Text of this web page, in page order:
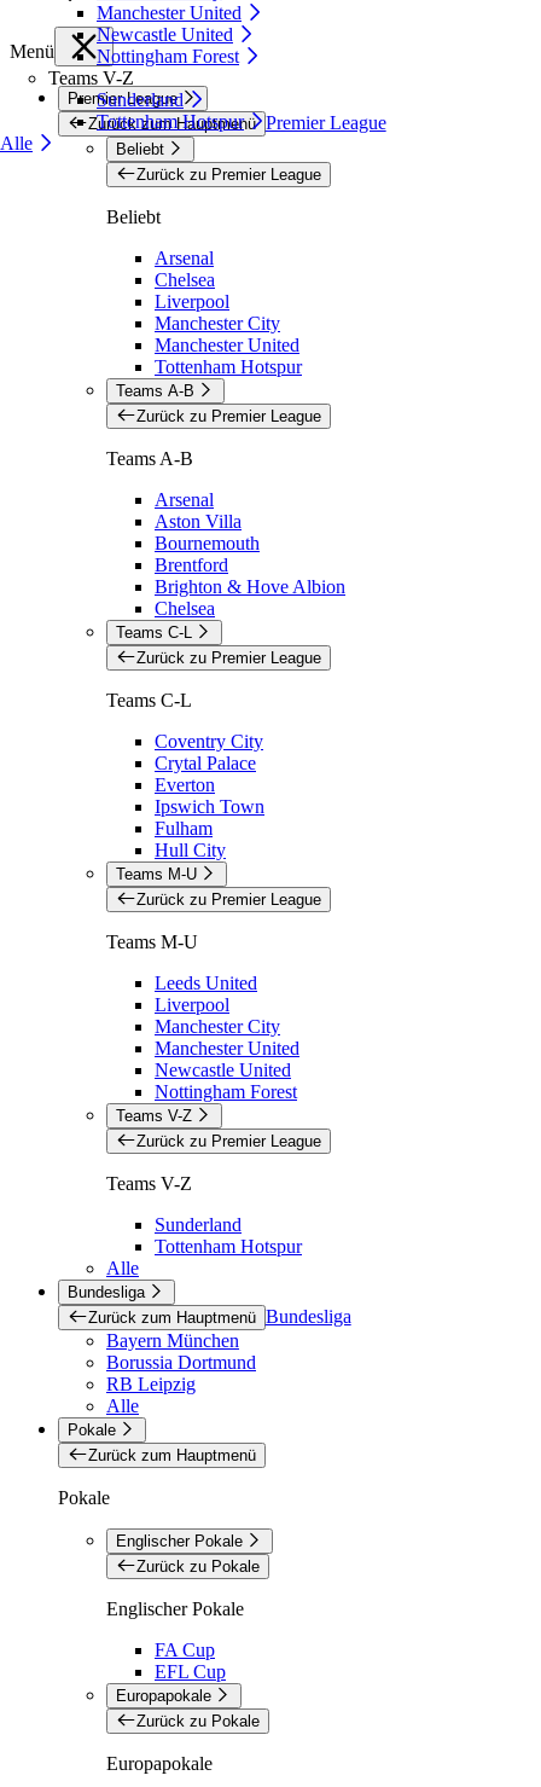
Manchester United
Newcastle United
Nottingham Forest
Teams V-Z
Sunderland
Tottenham Hotspur
Alle
Menü
Premier League
Zurück zum Hauptmenü Premier League
Beliebt
Zurück zu Premier League
Beliebt
Arsenal
Chelsea
Liverpool
Manchester City
Manchester United
Tottenham Hotspur
Teams A-B
Zurück zu Premier League
Teams A-B
Arsenal
Aston Villa
Bournemouth
Brentford
Brighton & Hove Albion
Chelsea
Teams C-L
Zurück zu Premier League
Teams C-L
Coventry City
Crytal Palace
Everton
Ipswich Town
Fulham
Hull City
Teams M-U
Zurück zu Premier League
Teams M-U
Leeds United
Liverpool
Manchester City
Manchester United
Newcastle United
Nottingham Forest
Teams V-Z
Zurück zu Premier League
Teams V-Z
Sunderland
Tottenham Hotspur
Alle
Bundesliga
Zurück zum Hauptmenü Bundesliga
Bayern München
Borussia Dortmund
RB Leipzig
Alle
Pokale
Zurück zum Hauptmenü
Pokale
Englischer Pokale
Zurück zu Pokale
Englischer Pokale
FA Cup
EFL Cup
Europapokale
Zurück zu Pokale
Europapokale